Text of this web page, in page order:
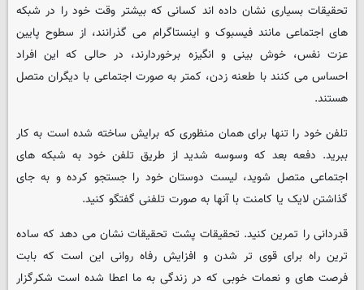
تحقیقات بسیاری نشان داده اند کسانی که بیشتر وقت خود را در شبکه
های اجتماعی مانند فیسبوک و اینستاگرام می گذرانند، از سطوح پایین
عزت نفس، خوش بینی و انگیزه برخوردارند، در حالی که این افراد
احساس می کنند با طعنه زدن، کمتر به صورت اجتماعی با دیگران متصل
هستند.
تلفن خود را تنها برای همان منظوری که برایش ساخته شده است به کار
ببرید. دفعه بعد که وسوسه شدید از طریق تلفن خود به شبکه های
اجتماعی متصل شوید، لیست دوستان خود را جستجو کرده و به جای
گذاشتن لایک یا کامنت با آنها به صورت تلفنی گفتگو کنید.
قدردانی را تمرین کنید. تحقیقات پشت تحقیقات نشان می دهد که ساده
ترین راه برای قوی تر شدن و افزایش رفاه روانی این است که بابت
فرصت های و نعمات خوبی که در زندگی به ما اعطا شده است شکرگزار